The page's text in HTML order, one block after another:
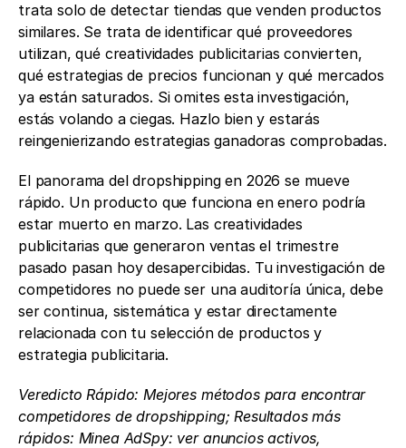
trata solo de detectar tiendas que venden productos
similares. Se trata de identificar qué proveedores
utilizan, qué creatividades publicitarias convierten,
qué estrategias de precios funcionan y qué mercados
ya están saturados. Si omites esta investigación,
estás volando a ciegas. Hazlo bien y estarás
reingenierizando estrategias ganadoras comprobadas.
El panorama del dropshipping en 2026 se mueve
rápido. Un producto que funciona en enero podría
estar muerto en marzo. Las creatividades
publicitarias que generaron ventas el trimestre
pasado pasan hoy desapercibidas. Tu investigación de
competidores no puede ser una auditoría única, debe
ser continua, sistemática y estar directamente
relacionada con tu selección de productos y
estrategia publicitaria.
Veredicto Rápido: Mejores métodos para encontrar
competidores de dropshipping; Resultados más
rápidos: Minea AdSpy: ver anuncios activos,